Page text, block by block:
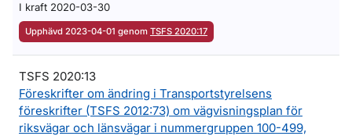
I kraft 2020-03-30
Upphävd 2023-04-01 genom TSFS 2020:17
TSFS 2020:13
Föreskrifter om ändring i Transportstyrelsens
föreskrifter (TSFS 2012:73) om vägvisningsplan för
riksvägar och länsvägar i nummergruppen 100-499,